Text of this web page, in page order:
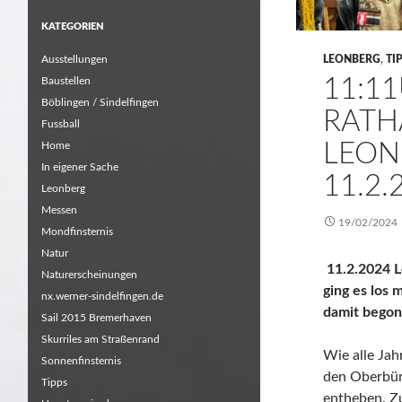
LEONBERG,
19/02/2024
11.2.2024
ging es los
damit
Wie alle
den
entheben.
KATEGORIEN
Ausstellungen
Baustellen
Böblingen / Sindelfingen
Fussball
Home
In eigener Sache
Leonberg
Messen
Mondfinsternis
Natur
Naturerscheinungen
nx.werner-sindelfingen.de
Sail 2015 Bremerhaven
Skurriles am Straßenrand
Sonnenfinsternis
Tipps